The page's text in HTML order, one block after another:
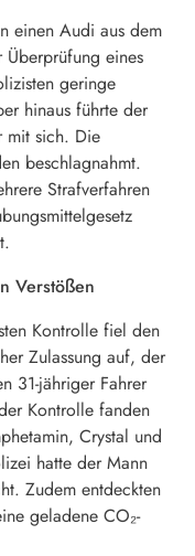
einen Audi aus dem
Überprüfung eines
geringe
hinaus führte der
mit sich. Die
beschlagnahmt.
Strafverfahren
Verstößen
Kontrolle fiel den
Zulassung auf, der
31-jähriger Fahrer
Kontrolle fanden
Crystal und
hatte der Mann
Zudem entdeckten
geladene CO₂-